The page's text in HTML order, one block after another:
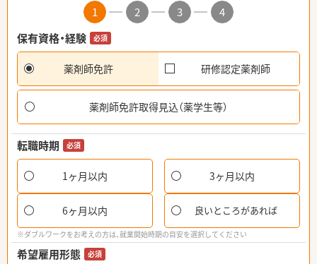
1 2 3
4
保有資格・経験
必須
薬剤師免許 研修認定薬剤師
薬剤師免許取得見込（薬学生等）
転職時期 必須
1ヶ月以内 3ヶ月以内
6ヶ月以内 良いところがあれば
※ダブルワークをお考えの方は、就業開始時期の目安を選択してください
希望雇用形態 必須